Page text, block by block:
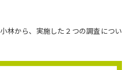
林から、実施した２つの調査につい